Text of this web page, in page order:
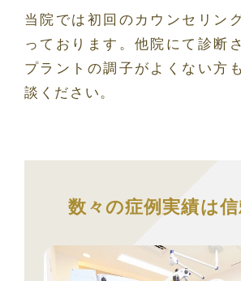
当院では初回のカウンセリン
っております。他院にて診断
プラントの調子がよくない方
談ください。
数々の症例実績は